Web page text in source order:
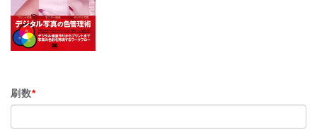
刷数*